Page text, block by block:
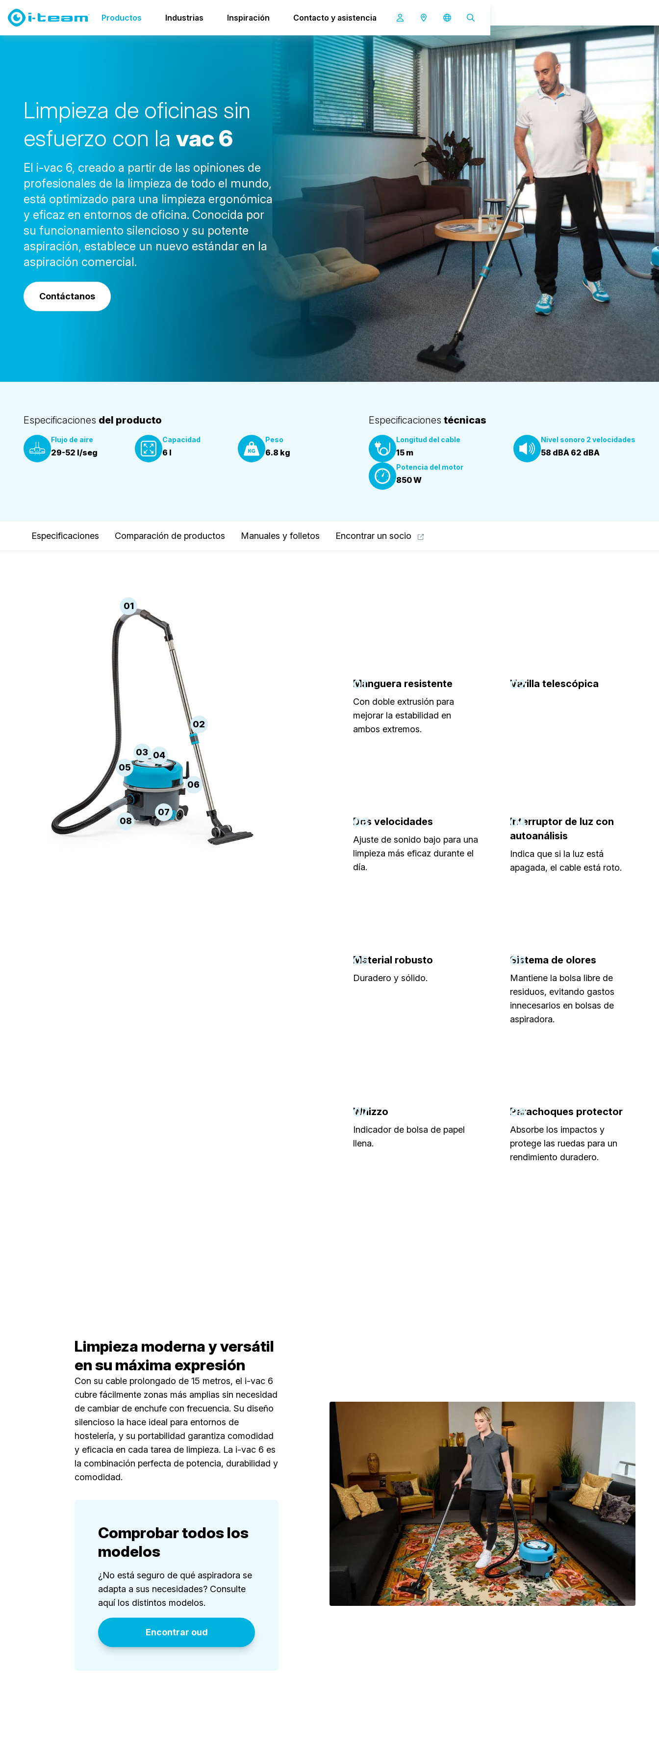
Productos Industrias Inspiración Contacto y asistencia
Aspiradoras
Limpieza de oficinas sin
esfuerzo con la vac6
El i-vac 6, creado a partir de las opiniones de
profesionales de la limpieza de todo el mundo,
está optimizado para una limpieza ergonómica
y eficaz en entornos de oficina. Conocida por
su funcionamiento silencioso y su potente
aspiración, establece un nuevo estándar en la
aspiración comercial.
Contáctanos
Especificaciones del producto
Flujo de aire
29-52 l/seg
Capacidad
6 l
Peso
6.8 kg
Especificaciones técnicas
Longitud del cable
15 m
Nivel sonoro 2 velocidades
58 dBA 62 dBA
Potencia del motor
850 W
Especificaciones Comparación de productos Manuales y folletos Encontrar un socio
01
02
03 04
05
06
07
08
01
Manguera resistente
Con doble extrusión para
mejorar la estabilidad en
ambos extremos.
02
Varilla telescópica
03
Dos velocidades
Ajuste de sonido bajo para una
limpieza más eficaz durante el
día.
04
Interruptor de luz con
autoanálisis
Indica que si la luz está
apagada, el cable está roto.
05
Material robusto
Duradero y sólido.
06
Sistema de olores
Mantiene la bolsa libre de
residuos, evitando gastos
innecesarios en bolsas de
aspiradora.
07
Whizzo
Indicador de bolsa de papel
llena.
08
Parachoques protector
Absorbe los impactos y
protege las ruedas para un
rendimiento duradero.
Limpieza moderna y versátil
en su máxima expresión
Con su cable prolongado de 15 metros, el i-vac 6
cubre fácilmente zonas más amplias sin necesidad
de cambiar de enchufe con frecuencia. Su diseño
silencioso la hace ideal para entornos de
hostelería, y su portabilidad garantiza comodidad
y eficacia en cada tarea de limpieza. La i-vac 6 es
la combinación perfecta de potencia, durabilidad y
comodidad.
Comprobar todos los
modelos
¿No está seguro de qué aspiradora se
adapta a sus necesidades? Consulte
aquí los distintos modelos.
Encontrar oud
vac 6 Basic